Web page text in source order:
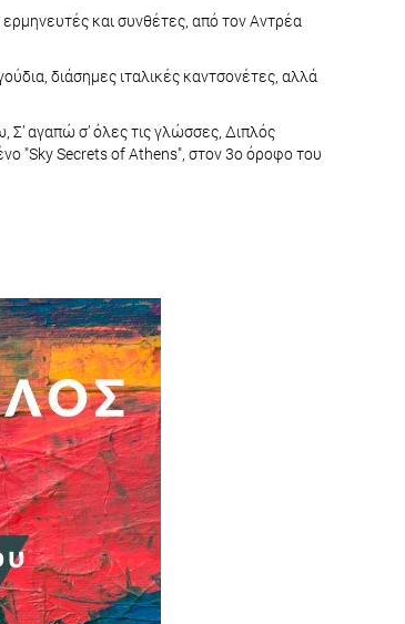
και συνθέτες, από τον Αντρέα
διάσημες ιταλικές καντσονέτες, αλλά
αγαπώ σ’ όλες τις γλώσσες, Διπλός
"Sky Secrets of Athens", στον 3ο όροφο του